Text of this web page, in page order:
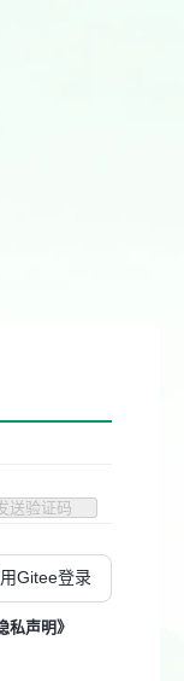
送验证码
Gitee登录
私声明》